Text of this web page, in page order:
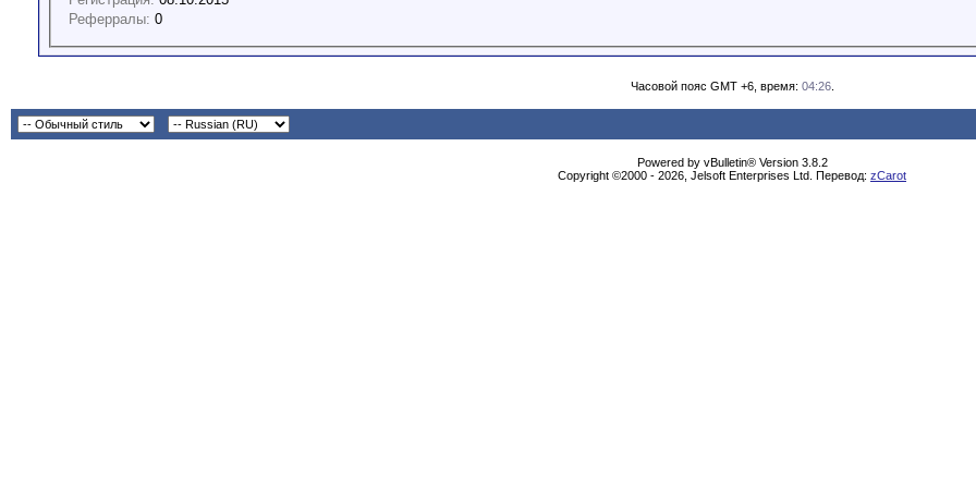
Реферралы: 0
Часовой пояс GMT +6, время: 04:26.
Powered by vBulletin® Version 3.8.2
Copyright ©2000 - 2026, Jelsoft Enterprises Ltd. Перевод: zCarot